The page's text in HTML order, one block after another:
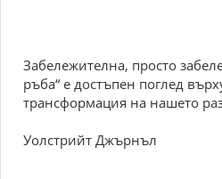
Забележителна, просто
ръба“ е достъпен поглед
трансформация на нашето
Уолстрийт Джърнъл